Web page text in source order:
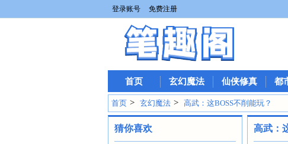
登录账号 免费注册
首页 玄幻魔法 仙侠修真 都
首页 > 玄幻魔法 > 高武：这BOSS不削能玩？
猜你喜欢 高武：